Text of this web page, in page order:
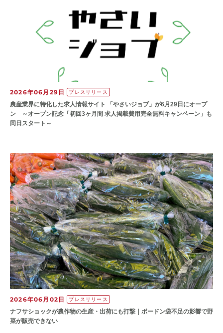
2026年06月29日 プレスリリース
農産業界に特化した求人情報サイト 「やさいジョブ」が6月29日にオープ
ン ～オープン記念「初回3ヶ月間 求人掲載費用完全無料キャンペーン」も
同日スタート～
2026年06月02日 プレスリリース
ナフサショックが農作物の⽣産・出荷にも打撃｜ボードン袋不⾜の影響で野
菜が販売できない